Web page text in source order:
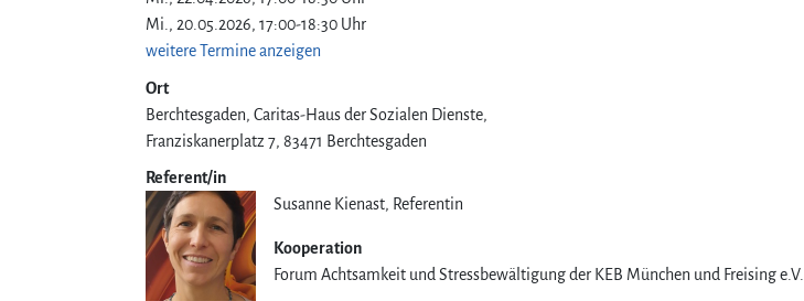
Mi., 20.05.2026, 17:00-18:30 Uhr
weitere Termine anzeigen
Ort
Berchtesgaden, Caritas-Haus der Sozialen Dienste
Franziskanerplatz 7 83471 Berchtesgaden
Referent/in
Susanne Kienast, Referentin
Kooperation
Forum Achtsamkeit und Stressbewältigung der KEB München und Freising e.V.